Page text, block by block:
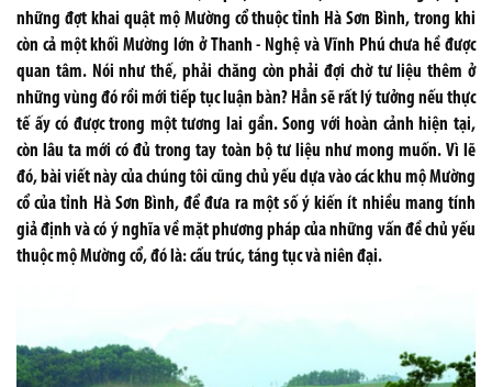
những đợt khai quật mộ Mường cổ thuộc tỉnh Hà Sơn Bình, trong khi
còn cả một khối Mường lớn ở Thanh - Nghệ và Vĩnh Phú chưa hề được
quan tâm. Nói như thế, phải chăng còn phải đợi chờ tư liệu thêm ở
những vùng đó rồi mới tiếp tục luận bàn? Hẳn sẽ rất lý tưởng nếu thực
tế ấy có được trong một tương lai gần. Song với hoàn cảnh hiện tại,
còn lâu ta mới có đủ trong tay toàn bộ tư liệu như mong muốn. Vì lẽ
đó, bài viết này của chúng tôi cũng chủ yếu dựa vào các khu mộ Mường
cổ của tỉnh Hà Sơn Bình, để đưa ra một số ý kiến ít nhiều mang tính
giả định và có ý nghĩa về mặt phương pháp của những vấn đề chủ yếu
thuộc mộ Mường cổ, đó là: cấu trúc, táng tục và niên đại.